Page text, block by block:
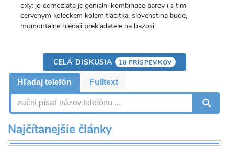
oxy: jo cernozlata je genialni kombinace barev i s tim
cervenym koleckem kolem tlacitka, slovenstina bude,
momontalne hledaji prekladatele na bazosi.
CELÁ DISKUSIA 10 PRÍSPEVKOV
Hľadaj telefón Fulltext
Najčítanejšie články